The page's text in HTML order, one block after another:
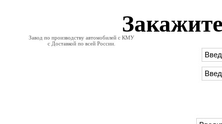
Завод по производству автомобилей с КМУ
с Доставкой по всей России.